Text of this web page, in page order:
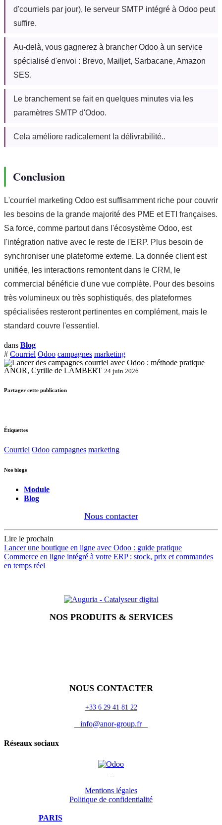
d'courriels par jour), le serveur SMTP intégré à Odoo peut
suffire.
Au-delà, vous gagnerez à brancher Odoo à un service
spécialisé d'envoi : Brevo, Mailjet, Sarbacane, Amazon
SES.
Le branchement se fait en quelques minutes via les
paramètres SMTP d'Odoo.
Cela améliore radicalement la délivrabilité..
Conclusion
L'courriel marketing Odoo est suffisamment riche pour couvrir
les besoins de la grande majorité des PME et ETI françaises.
Sa force, comme partout dans l'écosystème Odoo, est
l'intégration native avec le reste de l'ERP. Plus besoin de
synchroniser une plateforme externe. La donnée client est
unifiée, les interactions remontent dans le CRM, le
commercial bénéficie d'une vue complète. Pour des besoins
très volumineux ou très sophistiqués, des plateformes
spécialisées resteront pertinentes en complément, mais le
standard couvre l'essentiel.
dans Blog
# Courriel Odoo campagnes marketing
ANOR, Cyrille de LAMBERT 24 juin 2026
Partager cette publication
Étiquettes
Courriel Odoo campagnes marketing
Nos blogs
Module
Blog
Nous contacter
Lire le prochain
Lancer une boutique en ligne avec Odoo : guide pratique
Commerce en ligne intégré à votre ERP : stock, prix et commandes
en temps réel
NOS PRODUITS & SERVICES
NOUS CONTACTER
+33 6 29 41 81 22
info@anor-group.fr
Réseaux sociaux
Mentions légales
Politique de confidentialité
PARIS